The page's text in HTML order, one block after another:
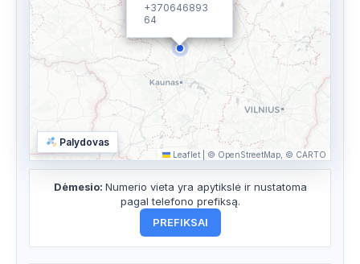
+370646893
64
Leaflet © OpenStreetMap, © CARTO
Palydovas
Dėmesio: Numerio vieta yra apytikslė ir nustatoma
pagal telefono prefiksą.
PREFIKSAI